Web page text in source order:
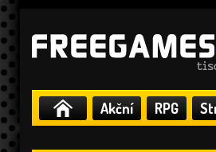
Akční RPG